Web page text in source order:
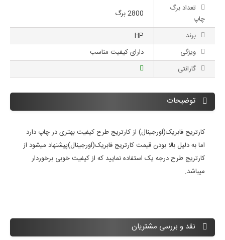
تعداد برگ
چاپ
2800 برگ
برند
HP
ویژگی
دارای کیفیت مناسب
گارانتی
توضیحات
کارتریج فابریک(اورجینال) از کارتریج طرح کیفیت بهتری در چاپ دارد
اما به دلیل بالا بودن قیمت کارتریج فابریک(اورجینال)پیشنهاد میشود از
کارتریج طرح درجه یک استفاده نمایید که از کیفیت خوبی برخوردار
میباشد.
نقد و بررسی مشتریان